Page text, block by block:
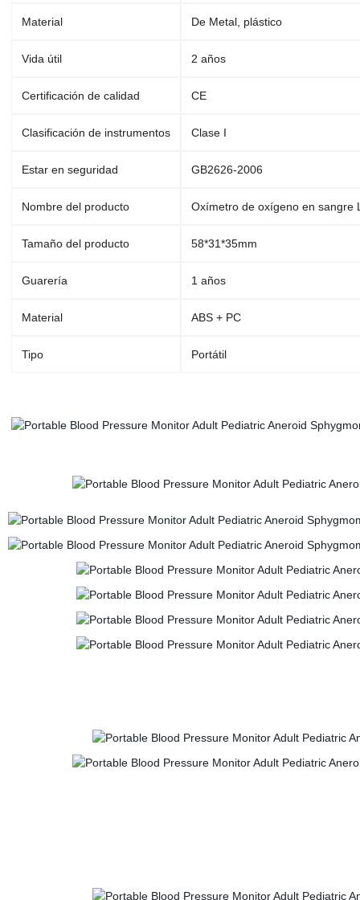
Material De Metal, plástico
Vida útil 2 años
Certificación de calidad CE
Clasificación de instrumentos Clase I
Estar en seguridad GB2626-2006
Nombre del producto Oxímetro de oxígeno en sangre
Tamaño del producto 58*31*35mm
Guarería 1 años
Material ABS + PC
Tipo Portátil